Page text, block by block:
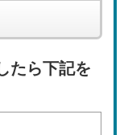
たら下記を